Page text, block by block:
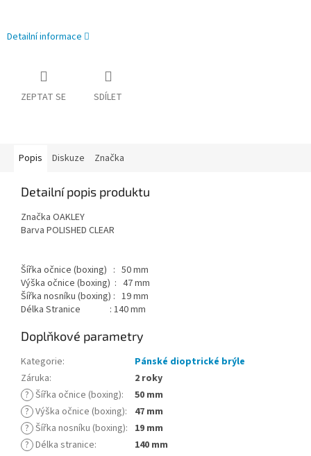
Detailní informace
ZEPTAT SE SDÍLET
Popis Diskuze Značka
Detailní popis produktu
Značka OAKLEY
Barva POLISHED CLEAR
Šířka očnice (boxing) : 50 mm
Výška očnice (boxing) : 47 mm
Šířka nosníku (boxing) : 19 mm
Délka Stranice : 140 mm
Doplňkové parametry
Kategorie:
Pánské dioptrické brýle
Záruka:
2 roky
? Šířka očnice (boxing):
50 mm
? Výška očnice (boxing):
47 mm
? Šířka nosníku (boxing): 19 mm
? Délka stranice: 140 mm